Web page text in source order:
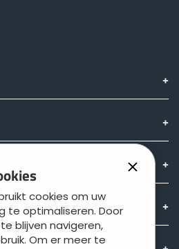
cookies om uw
te optimaliseren. Door
blijven navigeren,
Om er meer te